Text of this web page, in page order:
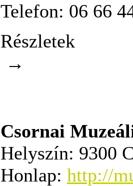
Telefon: 06 66
Részletek
→
Csornai
Helyszín: 9300
Honlap: http://